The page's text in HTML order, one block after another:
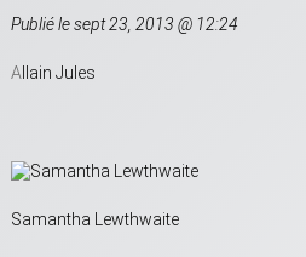
Publié le sept 23, 2013 @ 12:24
A llain Jules
Samantha Lewthwaite